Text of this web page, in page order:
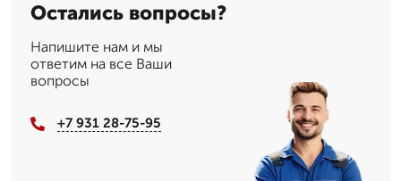
Остались вопросы?
Напишите нам и мы
ответим на все Ваши
вопросы
+7 931 28-75-95